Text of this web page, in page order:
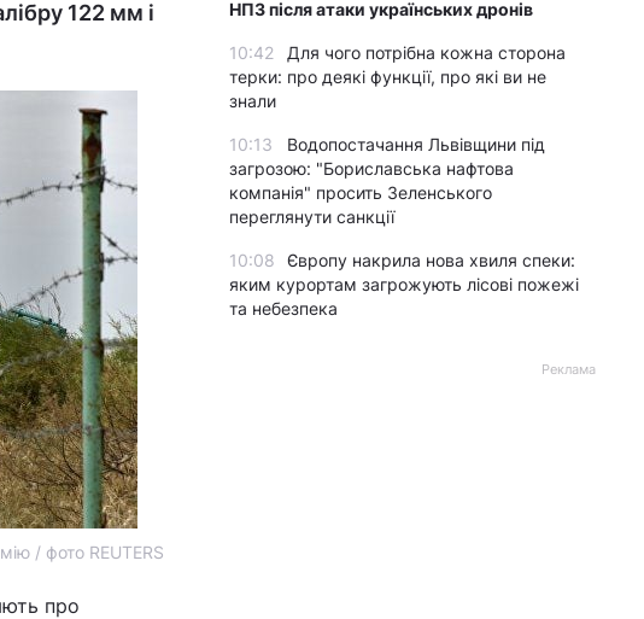
122 мм і
/ фото REUTERS
про
НПЗ після атаки українських дронів
10:42
Для чого потрібна кожна сторона
терки: про деякі функції, про які ви не
знали
10:13
Водопостачання Львівщини під
загрозою: "Бориславська нафтова
компанія" просить Зеленського
переглянути санкції
10:08
Європу накрила нова хвиля спеки:
яким курортам загрожують лісові пожежі
та небезпека
Реклама